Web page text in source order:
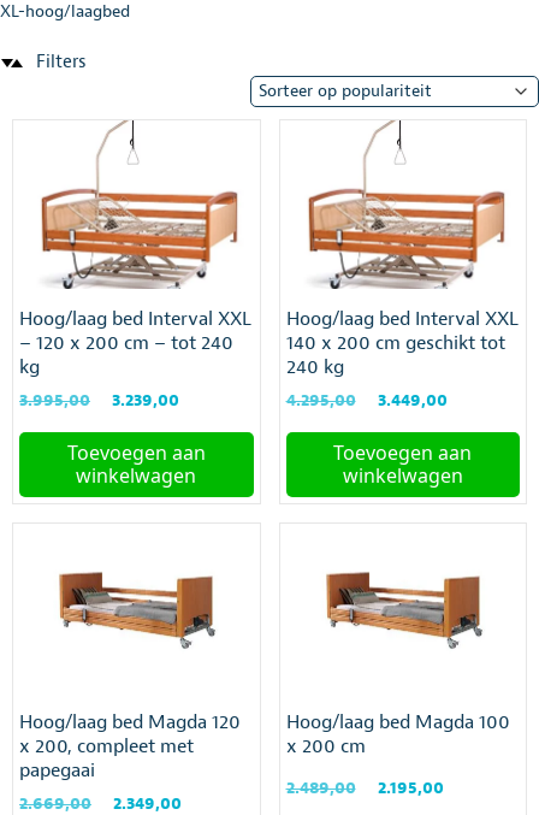
XL-hoog/laagbed
Filters
Hoog/laag bed Interval XXL
– 120 x 200 cm – tot 240
kg
3.995,00
Oorspronkelijke
was:
€3.995,00.
3.239,00
is:
Toevoegen aan
winkelwagen
Hoog/laag bed Interval XXL
140 x 200 cm geschikt tot
240 kg
4.295,00
Oorspronkelijke
was:
€4.295,00.
3.449,00
is:
Toevoegen aan
winkelwagen
Hoog/laag bed Magda 120
x 200, compleet met
papegaai
2.669,00
Oorspronkelijke
2.349,00
Hoog/laag bed Magda 100
x 200 cm
2.489,00
Oorspronkelijke
2.195,00